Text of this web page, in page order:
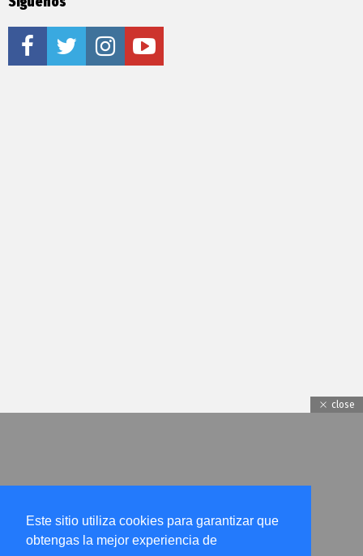
Este sitio utiliza cookies para garantizar que
obtengas la mejor experiencia de
facebooktwitter instagramyoutube
close